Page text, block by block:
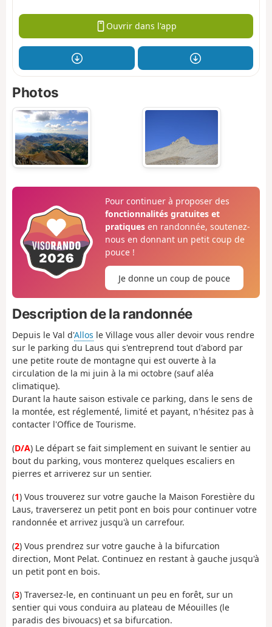
Ouvrir dans l'app
Photos
Pour continuer à proposer des
fonctionnalités gratuites et
pratiquesen randonnée, soutenez-
nous en donnant un petit coup de
pouce !
Je donne un coup de pouce
Description de la randonnée
Depuis le Val d'Allos le Village vous aller devoir vous rendre
sur le parking du Laus qui s'entreprend tout d'abord par
une petite route de montagne qui est ouverte à la
circulation de la mi juin à la mi octobre (sauf aléa
climatique).
Durant la haute saison estivale ce parking, dans le sens de
la montée, est réglementé, limité et payant, n'hésitez pas à
contacter l'Office de Tourisme.
(D/A) Le départ se fait simplement en suivant le sentier au
bout du parking, vous monterez quelques escaliers en
pierres et arriverez sur un sentier.
(1) Vous trouverez sur votre gauche la Maison Forestière du
Laus, traverserez un petit pont en bois pour continuer votre
randonnée et arrivez jusqu'à un carrefour.
(2) Vous prendrez sur votre gauche à la bifurcation
direction, Mont Pelat. Continuez en restant à gauche jusqu'à
un petit pont en bois.
(3) Traversez-le, en continuant un peu en forêt, sur un
sentier qui vous conduira au plateau de Méouilles (le
paradis des bivouacs) et sa bifurcation.